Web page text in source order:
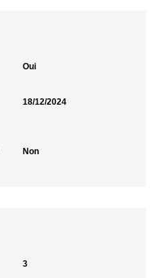
Oui
18/12/2024
Non
3